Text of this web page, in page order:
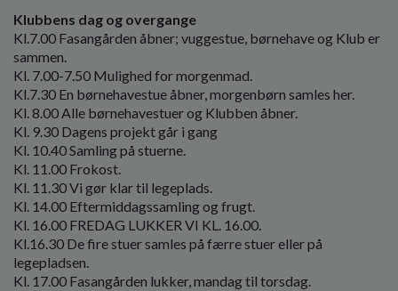
Klubbens dag og overgange
Kl.7.00 Fasangården åbner; vuggestue, børnehave og Klub er
sammen.
Kl. 7.00-7.50 Mulighed for morgenmad.
Kl.7.30 En børnehavestue åbner, morgenbørn samles her.
Kl. 8.00 Alle børnehavestuer og Klubben åbner.
Kl. 9.30 Dagens projekt går i gang
Kl. 10.40 Samling på stuerne.
Kl. 11.00 Frokost.
Kl. 11.30 Vi gør klar til legeplads.
Kl. 14.00 Eftermiddagssamling og frugt.
Kl. 16.00 FREDAG LUKKER VI KL. 16.00.
Kl.16.30 De fire stuer samles på færre stuer eller på
legepladsen.
Kl. 17.00 Fasangården lukker, mandag til torsdag.